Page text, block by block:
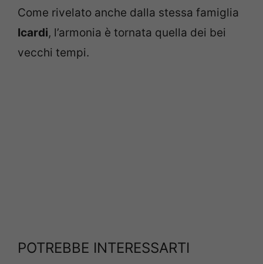
Come rivelato anche dalla stessa famiglia
Icardi, l’armonia è tornata quella dei bei
vecchi tempi.
POTREBBE INTERESSARTI